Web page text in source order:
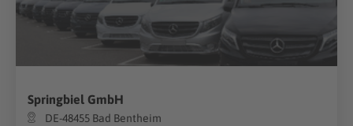
Springbiel GmbH
DE-48455 Bad Bentheim